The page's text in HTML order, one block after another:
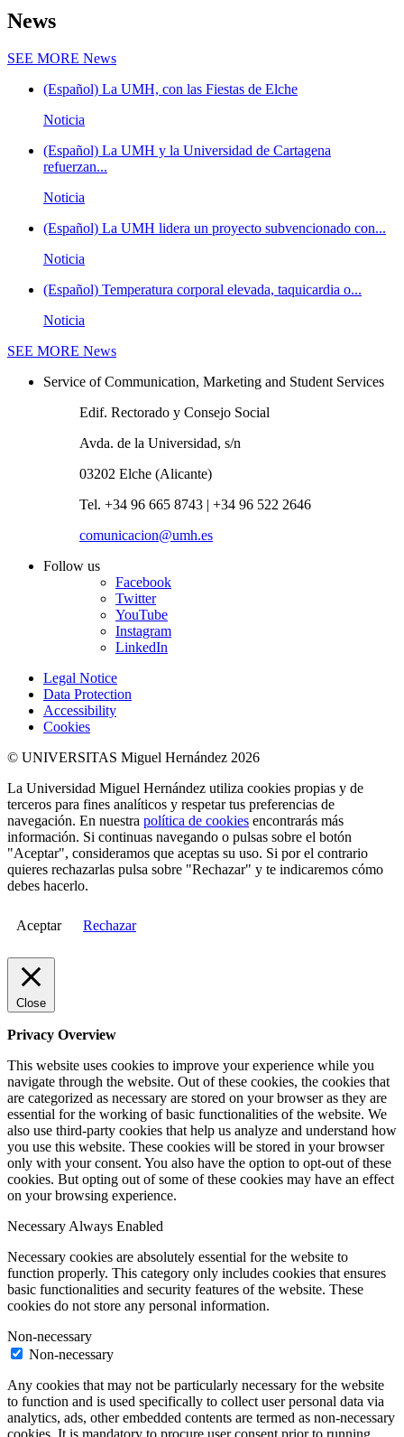
News
SEE MORE News
(Español) La UMH, con las Fiestas de Elche
Noticia
(Español) La UMH y la Universidad de Cartagena
refuerzan...
Noticia
(Español) La UMH lidera un proyecto subvencionado con...
Noticia
(Español) Temperatura corporal elevada, taquicardia o...
Noticia
SEE MORE News
Service of Communication, Marketing and Student Services
Edif. Rectorado y Consejo Social
Avda. de la Universidad, s/n
03202 Elche (Alicante)
Tel. +34 96 665 8743 | +34 96 522 2646
comunicacion@umh.es
Follow us
Facebook
Twitter
YouTube
Instagram
LinkedIn
Legal Notice
Data Protection
Accessibility
Cookies
© UNIVERSITAS Miguel Hernández 2026
La Universidad Miguel Hernández utiliza cookies propias y de
terceros para fines analíticos y respetar tus preferencias de
navegación. En nuestra política de cookies encontrarás más
información. Si continuas navegando o pulsas sobre el botón
"Aceptar", consideramos que aceptas su uso. Si por el contrario
quieres rechazarlas pulsa sobre "Rechazar" y te indicaremos cómo
debes hacerlo.
Aceptar Rechazar
Close
Privacy Overview
This website uses cookies to improve your experience while you
navigate through the website. Out of these cookies, the cookies that
are categorized as necessary are stored on your browser as they are
essential for the working of basic functionalities of the website. We
also use third-party cookies that help us analyze and understand how
you use this website. These cookies will be stored in your browser
only with your consent. You also have the option to opt-out of these
cookies. But opting out of some of these cookies may have an effect
on your browsing experience.
NecessaryAlways Enabled
Necessary cookies are absolutely essential for the website to
function properly. This category only includes cookies that ensures
basic functionalities and security features of the website. These
cookies do not store any personal information.
Non-necessary
Non-necessary
Any cookies that may not be particularly necessary for the website
to function and is used specifically to collect user personal data via
analytics, ads, other embedded contents are termed as non-necessary